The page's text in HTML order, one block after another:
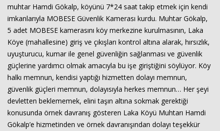
muhtar Hamdi Gökalp, köyünü 7*24 saat takip etmek için kendi
imkanlarıyla MOBESE Güvenlik Kamerası kurdu. Muhtar Gökalp,
5 adet MOBESE kamerasını köy merkezine kurulmasının, Laka
Köye (mahallesine) giriş ve çıkışları kontrol altına alarak, hırsızlık,
uyuşturucu, kumar ile genel güvenliğin sağlanması ve güvenlik
güçlerine yardımcı olmak amacıyla bu işe giriştiğini söylüyor. Köy
halkı memnun, kendisi yaptığı hizmetten dolayı memnun,
güvenlik güçleri memnun, dolayısıyla herkes memnun… Her şeyi
devletten beklememek, elini taşın altına sokmak gerektiği
konusunda örnek davranış gösteren Laka Köyü Muhtarı Hamdi
Gökalp’e hizmetinden ve örnek davranışından dolayı teşekkür